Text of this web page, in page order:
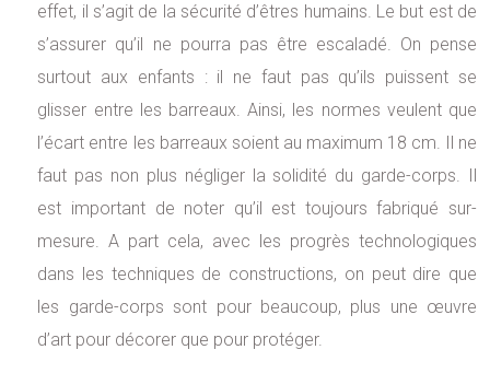
effet, il s’agit de la sécurité d’êtres humains. Le but est de
s’assurer qu’il ne pourra pas être escaladé. On pense
surtout aux enfants : il ne faut pas qu’ils puissent se
glisser entre les barreaux. Ainsi, les normes veulent que
l’écart entre les barreaux soient au maximum 18 cm. Il ne
faut pas non plus négliger la solidité du garde-corps. Il
est important de noter qu’il est toujours fabriqué sur-
mesure. A part cela, avec les progrès technologiques
dans les techniques de constructions, on peut dire que
les garde-corps sont pour beaucoup, plus une œuvre
d’art pour décorer que pour protéger.